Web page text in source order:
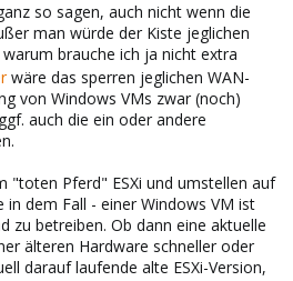
so sagen, auch nicht wenn die
man würde der Kiste jeglichen
brauche ich ja nicht extra
wäre das sperren jeglichen WAN-
von Windows VMs zwar (noch)
auch die ein oder andere
"toten Pferd" ESXi und umstellen auf
dem Fall - einer Windows VM ist
zu betreiben. Ob dann eine aktuelle
älteren Hardware schneller oder
darauf laufende alte ESXi-Version,